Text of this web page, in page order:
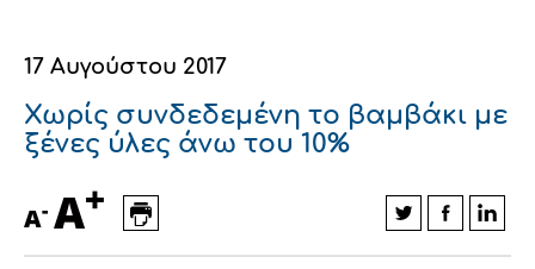
Εταιρική δομή
Καινοτομία
Εκδηλώσεις
Επικοινωνία
Συνέδρια
Συμβουλευτική στο χωράφι
Εκκόκκιση για λογαριασμό του
παραγωγού
Ιατρικές υπηρεσίες
Εταιρικά νέα
17 Αυγούστου 2017
Χωρίς συνδεδεμένη το βαμβάκι με
ξένες ύλες άνω του 10%
A- A+